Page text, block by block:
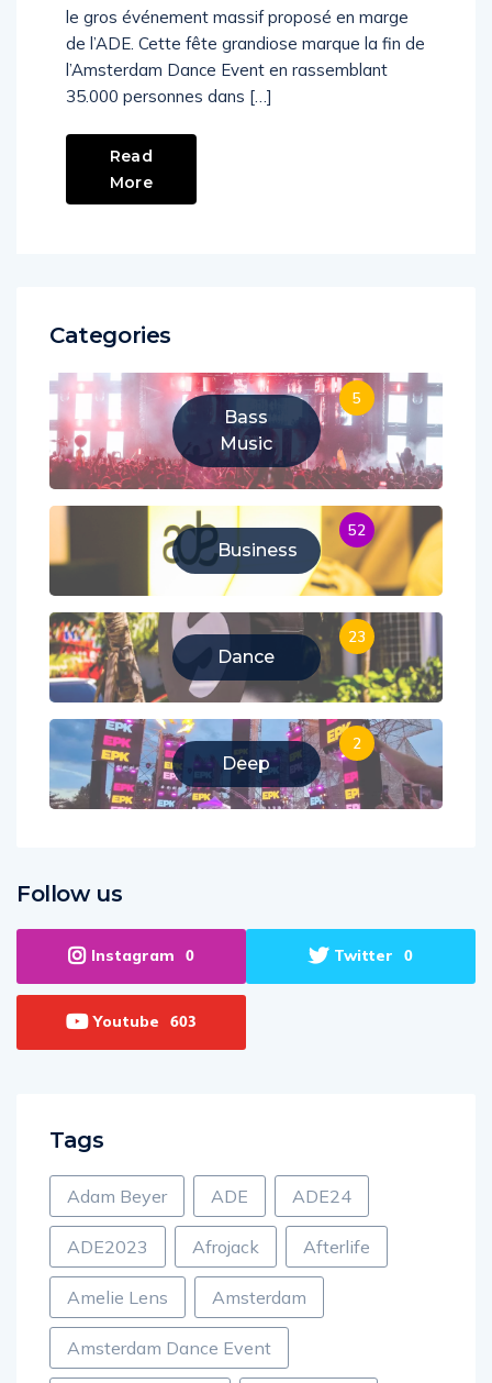
depuis 10 ans, l’Amsterdam Music Festival est
le gros événement massif proposé en marge
de l’ADE. Cette fête grandiose marque la fin de
l’Amsterdam Dance Event en rassemblant
Read
More
Bass
Music
5
Business
52
Dance
23
Deep
2
0 0
603
Adam Beyer ADE ADE24
ADE2023 Afrojack Afterlife
Amelie Lens Amsterdam
Amsterdam Dance Event